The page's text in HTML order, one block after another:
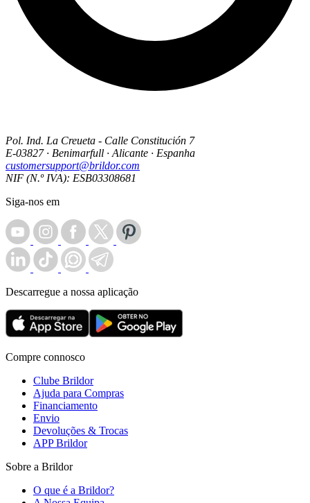
Pol. Ind. La Creueta - Calle Constitución 7
E-03827 · Benimarfull · Alicante · Espanha
customersupport@brildor.com
NIF (N.º IVA): ESB03308681
Siga-nos em
Descarregue a nossa aplicação
Compre connosco
Clube Brildor
Ajuda para Compras
Financiamento
Envio
Devoluções & Trocas
APP Brildor
Sobre a Brildor
O que é a Brildor?